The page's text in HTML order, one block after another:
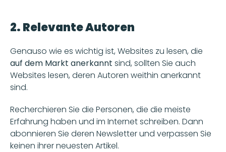
2. Relevante Autoren
auf dem Markt anerkannt sind, sollten Sie auch
Websites lesen, deren Autoren weithin anerkannt
sind.
Recherchieren Sie die Personen, die die meiste
Erfahrung haben und im Internet schreiben. Dann
abonnieren Sie deren Newsletter und verpassen Sie
keinen ihrer neuesten Artikel.